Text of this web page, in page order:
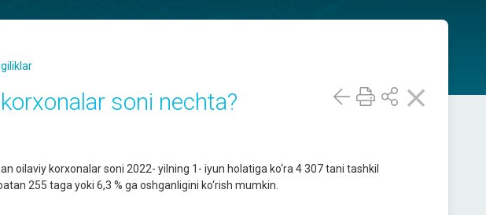
soni nechta?
oilaviy korxonalar soni 2022- yilning 1- iyun holatiga ko‘ra 4 307 tani tashkil
255 taga yoki 6,3 % ga oshganligini ko‘rish mumkin.